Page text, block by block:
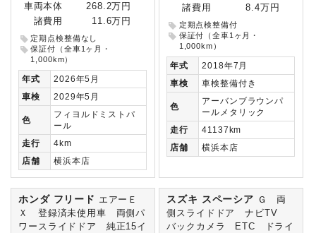
車両本体
268.2万円
諸費用
11.6万円
定期点検整備なし
保証付（全車1ヶ月・
1,000km）
年式
2026年5月
車検
2029年5月
色
フィヨルドミストパ
ール
走行
4km
店舗
横浜本店
諸費用
8.4万円
定期点検整備付
保証付（全車1ヶ月・
1,000km）
年式
2018年7月
車検
車検整備付き
色
アーバンブラウンパ
ールメタリック
走行
41137km
店舗
横浜本店
ホンダ フリード エアーＥ
Ｘ 登録済未使用車 両側パ
ワースライドドア 純正15イ
スズキ スペーシア
Ｇ 両
側スライドドア ナビTV
バックカメラ ETC ドライ